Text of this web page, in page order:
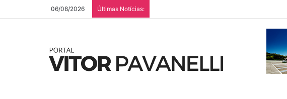
06/08/2026 Últimas Notícias: